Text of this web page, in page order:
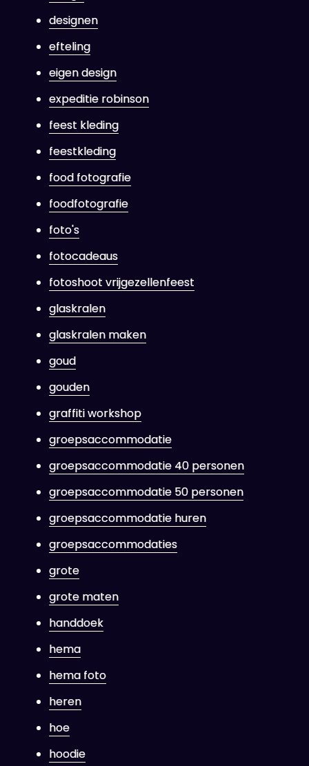
designen
efteling
eigen design
expeditie robinson
feest kleding
feestkleding
food fotografie
foodfotografie
foto's
fotocadeaus
fotoshoot vrijgezellenfeest
glaskralen
glaskralen maken
goud
gouden
graffiti workshop
groepsaccommodatie
groepsaccommodatie 40 personen
groepsaccommodatie 50 personen
groepsaccommodatie huren
groepsaccommodaties
grote
grote maten
handdoek
hema
hema foto
heren
hoe
hoodie